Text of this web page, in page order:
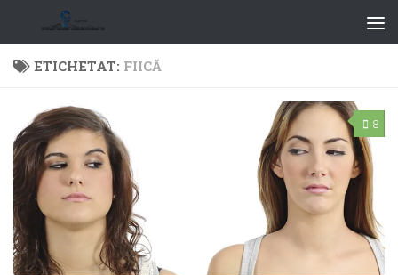
ETICHETAT: FIICĂ
8